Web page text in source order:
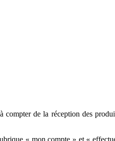
de la réception des